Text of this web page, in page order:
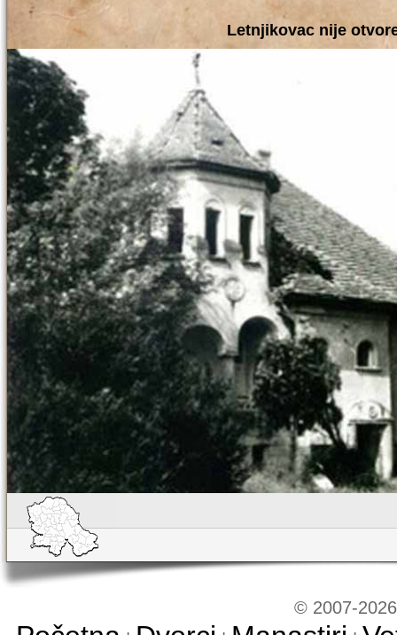
Letnjikovac nije
© 2007-